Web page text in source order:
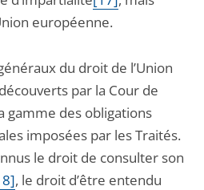
européenne.
du droit de l’Union
par la Cour de
gamme des obligations
imposées par les Traités.
le droit de consulter son
, le droit d’être entendu